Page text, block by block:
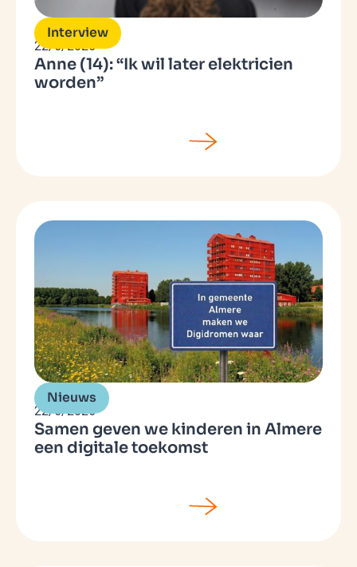
Interview
Anne (14): “Ik wil later elektricien
worden”
22/6/2026
Nieuws
Samen geven we kinderen in Almere
een digitale toekomst
22/6/2026